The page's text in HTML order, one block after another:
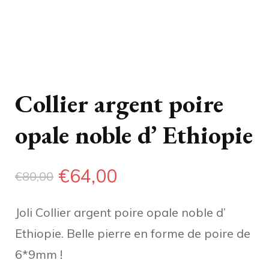
Collier argent poire
opale noble d’ Ethiopie
€80,00 Le
prix
initial
était :
€64,00
prix
actuel
Joli Collier argent poire opale noble d’
Ethiopie. Belle pierre en forme de poire de
6*9mm !